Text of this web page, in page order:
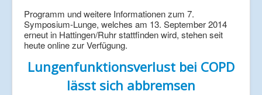
Programm und weitere Informationen zum 7.
Symposium-Lunge, welches am 13. September 2014
erneut in Hattingen/Ruhr stattfinden wird, stehen seit
heute online zur Verfügung.
Lungenfunktionsverlust bei COPD
lässt sich abbremsen